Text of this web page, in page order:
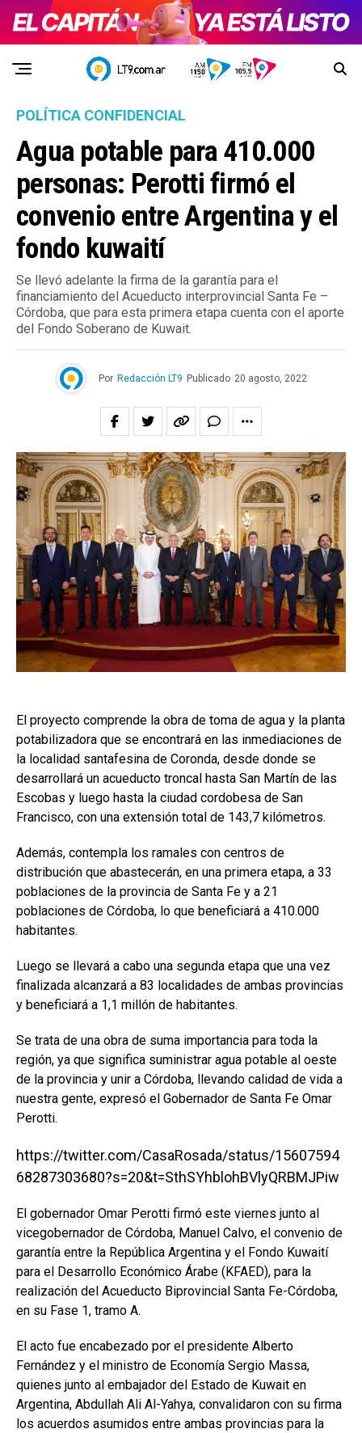
POLÍTICA CONFIDENCIAL
Agua potable para 410.000
personas: Perotti firmó el
convenio entre Argentina y el
fondo kuwaití
Se llevó adelante la firma de la garantía para el
financiamiento del Acueducto interprovincial Santa Fe –
Córdoba, que para esta primera etapa cuenta con el aporte
del Fondo Soberano de Kuwait.
Por Redacción LT9 Publicado 20 agosto, 2022
El proyecto comprende la obra de toma de agua y la planta
potabilizadora que se encontrará en las inmediaciones de
la localidad santafesina de Coronda, desde donde se
desarrollará un acueducto troncal hasta San Martín de las
Escobas y luego hasta la ciudad cordobesa de San
Francisco, con una extensión total de 143,7 kilómetros.
Además, contempla los ramales con centros de
distribución que abastecerán, en una primera etapa, a 33
poblaciones de la provincia de Santa Fe y a 21
poblaciones de Córdoba, lo que beneficiará a 410.000
habitantes.
Luego se llevará a cabo una segunda etapa que una vez
finalizada alcanzará a 83 localidades de ambas provincias
y beneficiará a 1,1 millón de habitantes.
Se trata de una obra de suma importancia para toda la
región, ya que significa suministrar agua potable al oeste
de la provincia y unir a Córdoba, llevando calidad de vida a
nuestra gente, expresó el Gobernador de Santa Fe Omar
Perotti.
https://twitter.com/CasaRosada/status/15607594
68287303680?s=20&t=SthSYhblohBVlyQRBMJPiw
El gobernador Omar Perotti firmó este viernes junto al
vicegobernador de Córdoba, Manuel Calvo, el convenio de
garantía entre la República Argentina y el Fondo Kuwaití
para el Desarrollo Económico Árabe (KFAED), para la
realización del Acueducto Biprovincial Santa Fe-Córdoba,
en su Fase 1, tramo A.
El acto fue encabezado por el presidente Alberto
Fernández y el ministro de Economía Sergio Massa,
quienes junto al embajador del Estado de Kuwait en
Argentina, Abdullah Ali Al-Yahya, convalidaron con su firma
los acuerdos asumidos entre ambas provincias para la